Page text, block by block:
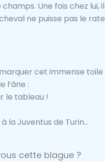
Une fois chez lui,
ne puisse pas le
cet immense toile
l’âne :
le tableau !
la Juventus de Turin…
cette blague ?